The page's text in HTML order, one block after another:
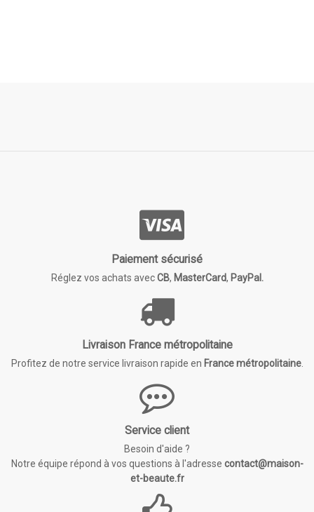
Paiement sécurisé
Réglez vos achats avecCB, MasterCard, PayPal.
Livraison France métropolitaine
Profitez de notre service livraison rapide en France métropolitaine.
Service client
Besoin d'aide ?
Notre équipe répond à vos questions à l'adresse contact@maison-
et-beaute.fr